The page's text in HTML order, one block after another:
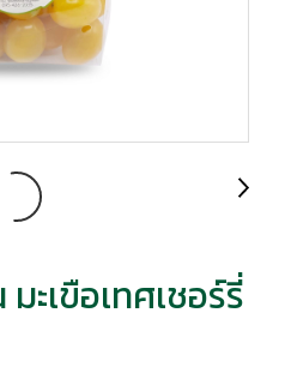
ะเขือเทศเชอร์รี่